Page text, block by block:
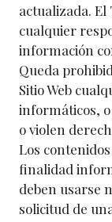
actualizada.
cualquier
información
Queda
Sitio Web
informáticos,
o violen
Los
finalidad
deben usarse
solicitud de